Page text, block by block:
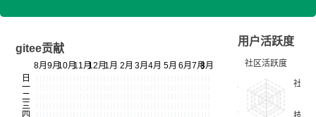
gitee贡献
用户活跃度